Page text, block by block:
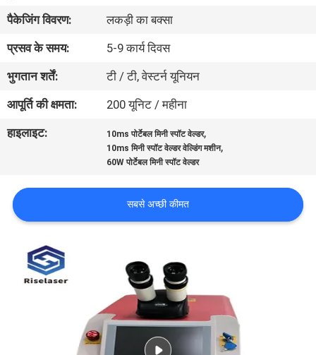
कारखाना
भ्रमण
गुणवत्ता
करें
उद्धरण
पैकेजिंग विवरण:
लकड़ी का बक्सा
प्रसव के समय:
5-9 कार्य दिवस
भुगतान शर्तें:
टी / टी, वेस्टर्न यूनियन
आपूर्ति की क्षमता:
200 यूनिट / महीना
हाइलाइट:
10ms पोर्टेबल मिनी स्पॉट वेल्डर,
10ms मिनी स्पॉट वेल्डर वेल्डिंग मशीन,
60W पोर्टेबल मिनी स्पॉट वेल्डर
सबसे अच्छी कीमत